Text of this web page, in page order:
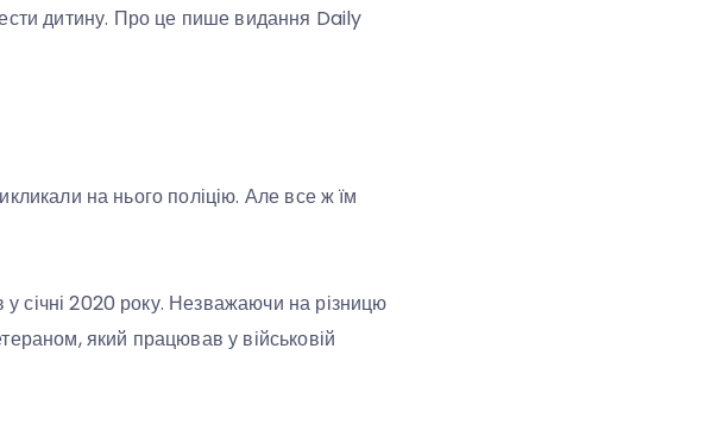
дитину. Про це пише видання Daily
на нього поліцію. Але все ж їм
січні 2020 року. Незважаючи на різницю
який працював у військовій